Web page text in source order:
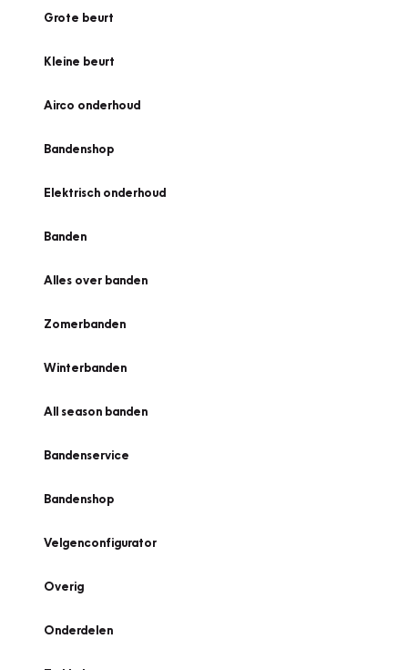
Grote beurt
Kleine beurt
Airco onderhoud
Bandenshop
Elektrisch onderhoud
Banden
Alles over banden
Zomerbanden
Winterbanden
All season banden
Bandenservice
Bandenshop
Velgenconfigurator
Overig
Onderdelen